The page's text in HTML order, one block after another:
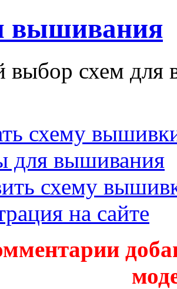
вышивания
схем для
схему
для вышивания
схему
на сайте